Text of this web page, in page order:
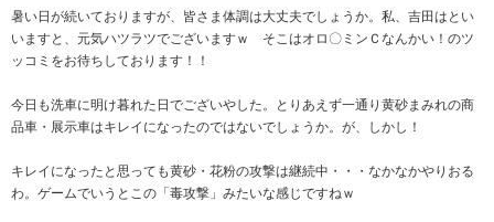
暑い日が続いておりますが、皆さま体調は大丈夫でしょうか。私、吉田はとい
いますと、元気ハツラツでございますｗ そこはオロ〇ミンＣなんかい！のツ
ッコミをお待ちしております！！
今日も洗車に明け暮れた日でございやした。とりあえず一通り黄砂まみれの商
品車・展示車はキレイになったのではないでしょうか。が、しかし！
キレイになったと思っても黄砂・花粉の攻撃は継続中・・・なかなかやりおる
わ。ゲームでいうとこの「毒攻撃」みたいな感じですねｗ